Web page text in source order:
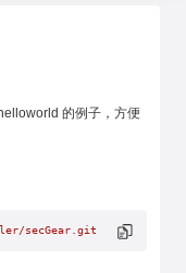
的例子，方便
secGear.git